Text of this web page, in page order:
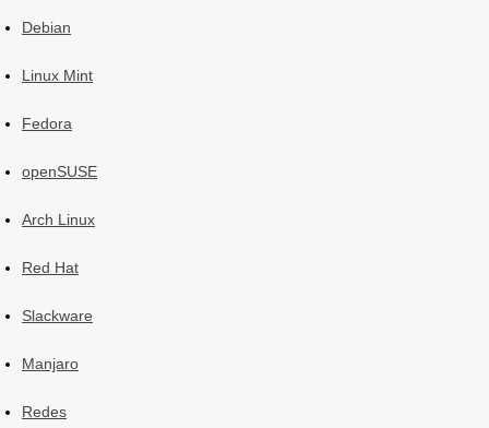
Debian
Linux Mint
Fedora
openSUSE
Arch Linux
Red Hat
Slackware
Manjaro
Redes